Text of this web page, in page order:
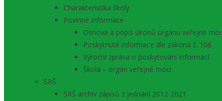
Charakteristika školy
Povinné informace
Osnova a popis úkonů orgánu veřejné
Poskytnuté informace dle zákona č. 106
Výroční zpráva o poskytování informací
Škola – orgán veřejné moci
SRŠ
SRŠ archiv zápisů z jednání 2012-2021